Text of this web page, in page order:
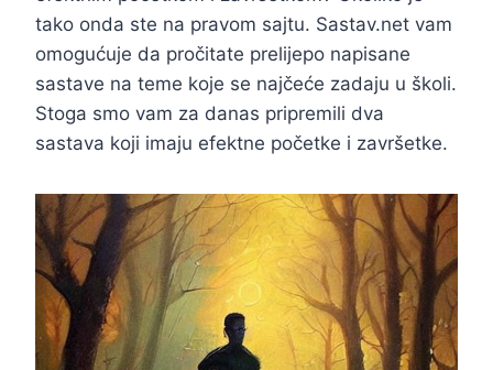
tako onda ste na pravom sajtu. Sastav.net vam
omogućuje da pročitate prelijepo napisane
sastave na teme koje se najčeće zadaju u školi.
Stoga smo vam za danas pripremili dva
sastava koji imaju efektne početke i završetke.